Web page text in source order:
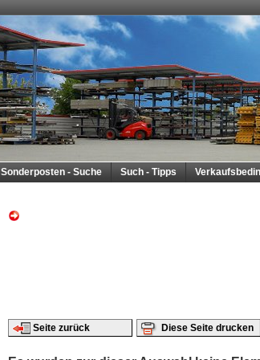
Sonderposten - Suche Such - Tipps
Seite zurück Diese Seite drucken